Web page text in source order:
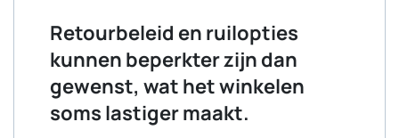
Retourbeleid en ruilopties
kunnen beperkter zijn dan
gewenst, wat het winkelen
soms lastiger maakt.